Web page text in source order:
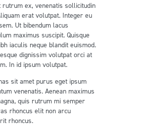
rutrum ex, venenatis sollicitudin
erat volutpat. Integer eu
Ut bibendum lacus
maximus suscipit. Quisque
iaculis neque blandit euismod.
dignissim volutpat orci at
In id ipsum volutpat.
sit amet purus eget ipsum
venenatis. Aenean maximus
quis rutrum mi semper
rhoncus elit non arcu
rhoncus.